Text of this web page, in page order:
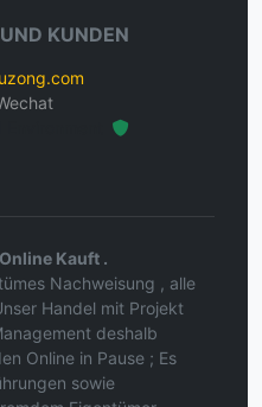
KUNDEN
Kauft .
Nachweisung , alle
Handel mit Projekt
deshalb
Online in Pause ; Es
sowie